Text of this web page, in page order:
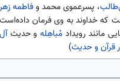
، پسرعموی محمد وفاطمه
خداوند به وی فرمان داده‌است
مانند رویداد مُباهِلهو حدیث
و حدیث)